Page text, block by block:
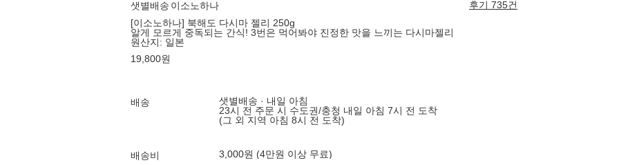
샛별배송 이소노하나
후기 735건
[이소노하나] 북해도 다시마 젤리 250g
알게 모르게 중독되는 간식! 3번은 먹어봐야 진정한 맛을 느끼는 다시마젤리
원산지: 일본
19,800원
배송
샛별배송 · 내일 아침
23시 전 주문 시 수도권/충청 내일 아침 7시 전 도착
(그 외 지역 아침 8시 전 도착)
배송비 3,000원 (4만원 이상 무료)